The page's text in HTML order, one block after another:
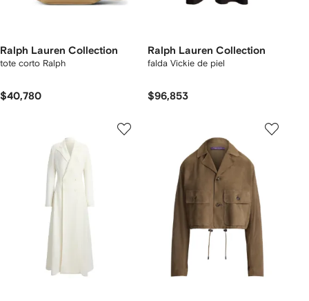
Ralph Lauren Collection
tote corto Ralph
$40,780
Ralph Lauren Collection
falda Vickie de piel
$96,853